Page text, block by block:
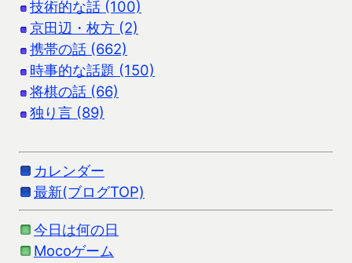
技術的な話 (100)
京田辺・枚方 (2)
携帯の話 (662)
時事的な話題 (150)
将棋の話 (66)
独り言 (89)
カレンダー
最新(ブログTOP)
今日は何の日
Mocoゲーム